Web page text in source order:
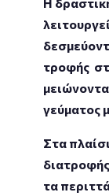
τροφής
γεύματος
Στα
τα